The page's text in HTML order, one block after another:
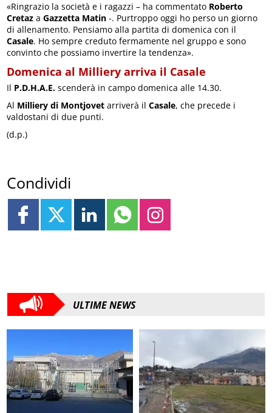
«Ringrazio la società e i ragazzi – ha commentato Roberto
Cretaz aGazzetta Matin -. Purtroppo oggi ho perso un giorno
di allenamento. Pensiamo alla partita di domenica con il
Casale. Ho sempre creduto fermamente nel gruppo e sono
convinto che possiamo invertire la tendenza».
Domenica al Milliery arriva il Casale
Il P.D.H.A.E. scenderà in campo domenica alle 14.30.
Al Milliery di Montjovet arriverà ilCasale, che precede i
valdostani di due punti.
(d.p.)
Condividi
ULTIME NEWS